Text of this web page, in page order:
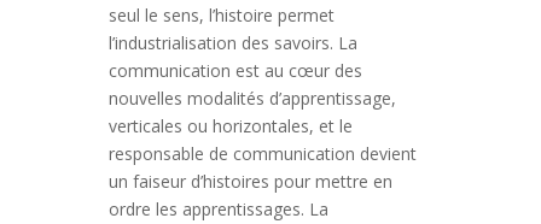
seul le sens, l’histoire permet
l’industrialisation des savoirs. La
communication est au cœur des
nouvelles modalités d’apprentissage,
verticales ou horizontales, et le
responsable de communication devient
un faiseur d’histoires pour mettre en
ordre les apprentissages. La